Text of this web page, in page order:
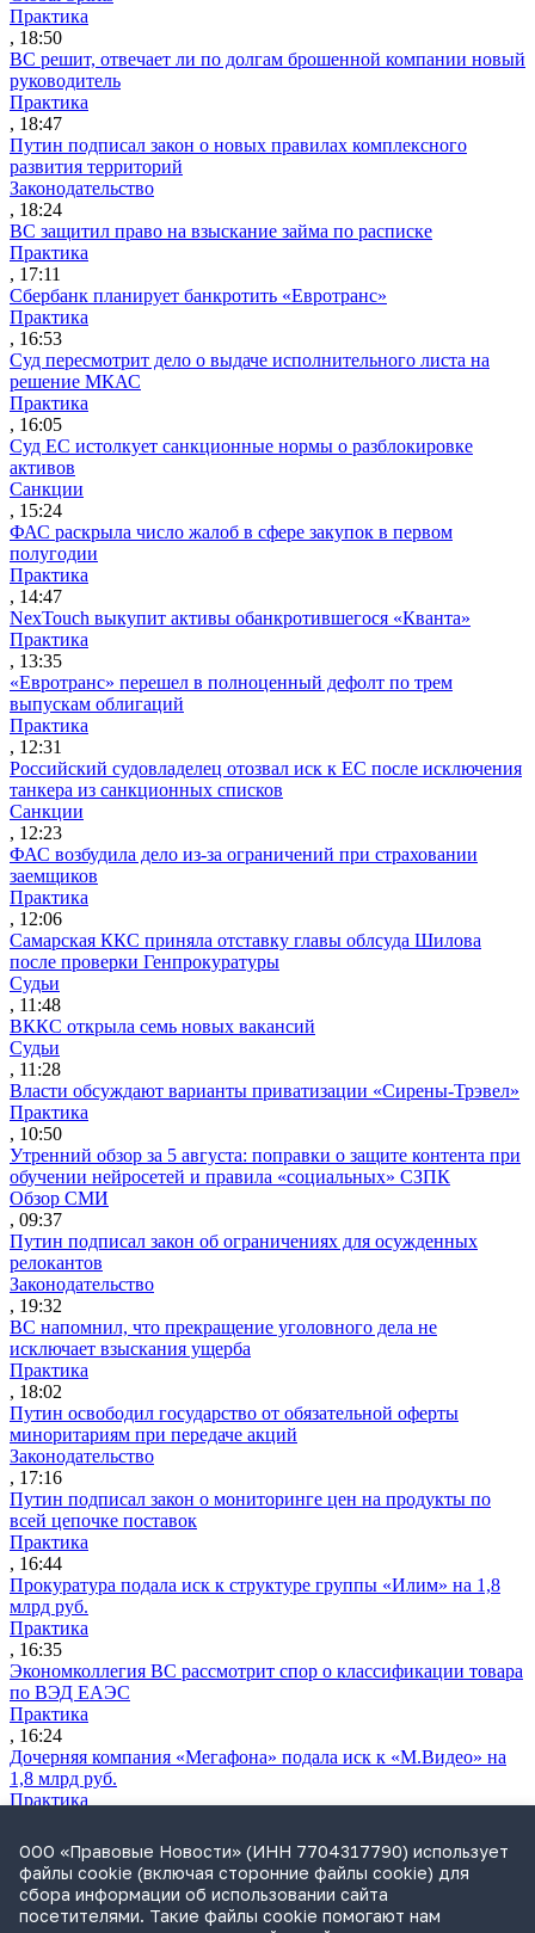
Практика
, 18:50
ВС решит, отвечает ли по долгам брошенной компании новый
руководитель
Практика
, 18:47
Путин подписал закон о новых правилах комплексного
развития территорий
Законодательство
, 18:24
ВС защитил право на взыскание займа по расписке
Практика
, 17:11
Сбербанк планирует банкротить «Евротранс»
Практика
, 16:53
Суд пересмотрит дело о выдаче исполнительного листа на
решение МКАС
Практика
, 16:05
Суд ЕС истолкует санкционные нормы о разблокировке
активов
Санкции
, 15:24
ФАС раскрыла число жалоб в сфере закупок в первом
полугодии
Практика
, 14:47
NexTouch выкупит активы обанкротившегося «Кванта»
Практика
, 13:35
«Евротранс» перешел в полноценный дефолт по трем
выпускам облигаций
Практика
, 12:31
Российский судовладелец отозвал иск к ЕС после исключения
танкера из санкционных списков
Санкции
, 12:23
ФАС возбудила дело из-за ограничений при страховании
заемщиков
Практика
, 12:06
Самарская ККС приняла отставку главы облсуда Шилова
после проверки Генпрокуратуры
Судьи
, 11:48
ВККС открыла семь новых вакансий
Судьи
, 11:28
Власти обсуждают варианты приватизации «Сирены-Трэвел»
Практика
, 10:50
Утренний обзор за 5 августа: поправки о защите контента при
обучении нейросетей и правила «социальных» СЗПК
Обзор СМИ
, 09:37
Путин подписал закон об ограничениях для осужденных
релокантов
Законодательство
, 19:32
ВС напомнил, что прекращение уголовного дела не
исключает взыскания ущерба
Практика
, 18:02
Путин освободил государство от обязательной оферты
миноритариям при передаче акций
Законодательство
, 17:16
Путин подписал закон о мониторинге цен на продукты по
всей цепочке поставок
Практика
, 16:44
Прокуратура подала иск к структуре группы «Илим» на 1,8
млрд руб.
Практика
, 16:35
Экономколлегия ВС рассмотрит спор о классификации товара
по ВЭД ЕАЭС
Практика
, 16:24
Дочерняя компания «Мегафона» подала иск к «М.Видео» на
1,8 млрд руб.
Практика
СИП проверит отмену патента на систему управления
устройствами после возражений «Яндекса»
Практика
, 15:17
Суды 10 стран рассматривают иски российской «дочки»
ООО «Правовые Новости» (ИНН 7704317790) использует
файлы cookie (включая сторонние файлы cookie) для
сбора информации об использовании сайта
посетителями. Такие файлы cookie помогают нам